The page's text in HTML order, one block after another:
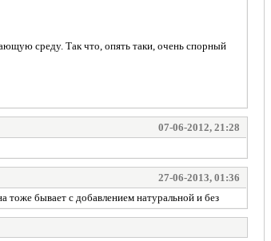
среду. Так что, опять таки, очень спорный
07-06-2012, 21:28
27-06-2013, 01:36
бывает с добавлением натуральной и без